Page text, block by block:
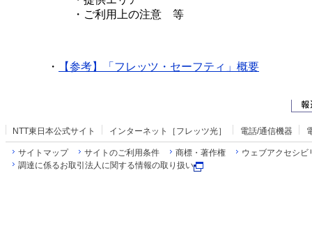
・ご利用上の注意 等
・ 【参考】「フレッツ・セーフティ」概要
NTT東日本公式サイト インターネット［フレッツ光］ 電話/通信機器
サイトマップ サイトのご利用条件 商標・著作権
ウェブアクセシビ
調達に係るお取引法人に関する情報の取り扱い